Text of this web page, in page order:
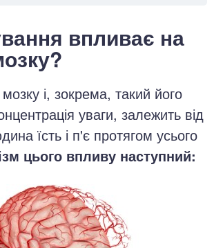
впливає на
і, зокрема, такий його
уваги, залежить від
їсть і п'є протягом усього
цього впливу наступний: